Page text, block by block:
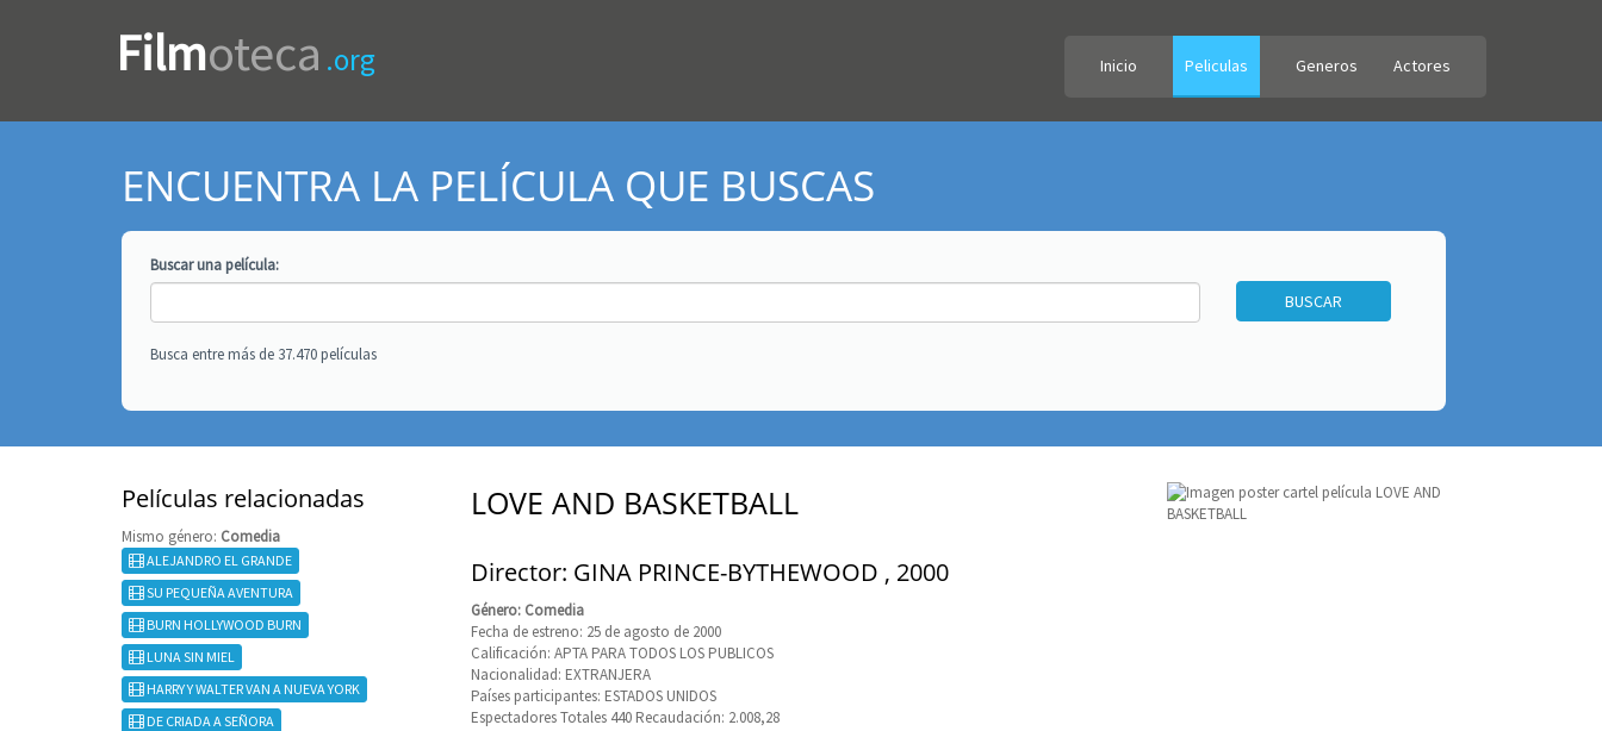
Filmoteca .org Inicio Peliculas Generos Actores
ENCUENTRA LA PELÍCULA QUE BUSCAS
Buscar unapelícula:
Busca entre más de 37.470 películas
Películas relacionadas
Mismo género: Comedia
ALEJANDRO EL GRANDE
SU PEQUEÑA AVENTURA
BURN HOLLYWOOD BURN
LUNA SIN MIEL
HARRY Y WALTER VAN A NUEVA YORK
DE CRIADA A SEÑORA
LOVE AND BASKETBALL
Director: GINA PRINCE-BYTHEWOOD , 2000
Género: Comedia
Fecha de estreno: 25 de agosto de 2000
Calificación: APTA PARA TODOS LOS PUBLICOS
Nacionalidad: EXTRANJERA
Países participantes: ESTADOS UNIDOS
Espectadores Totales 440 Recaudación: 2.008,28